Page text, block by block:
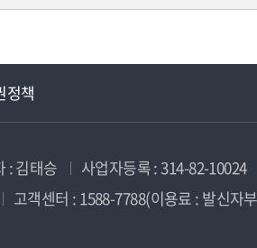
정책
: 김태승 사업자등록 : 314-82-10024
고객센터 : 1588-7788(이용료 : 발신자